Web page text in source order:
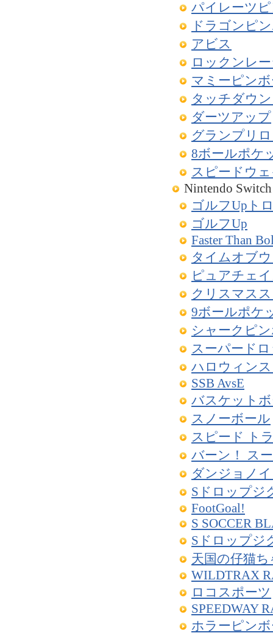
パイレーツ
ドラゴンピ
アビス
ロックンレ
マミーピン
タッチダウ
ダーツアップ
グランプリ
8ボールポケ
スピードウ
Nintendo Switch
ゴルフUpト
ゴルフUp
Faster Than
タイムオブ
ピュアチェ
クリスマス
9ボールポケ
シャークピ
スーパード
ハロウィン
SSB AvsE
バスケット
スノーボール
スピード ト
バーン！ ス
ダンジョノ
Sドロップジ
FootGoal!
S SOCCER
Sドロップジ
天国の仔猫ち
WILDTRAX
ロコスポーツ
SPEEDWAY
ホラーピン